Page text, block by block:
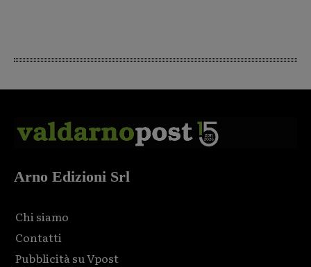
Arno Edizioni Srl
Chi siamo
Contatti
Pubblicità su Vpost